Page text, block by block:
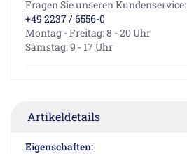
Fragen Sie unseren Kundenservice:
+49 2237 / 6556-0
Montag - Freitag: 8 - 20 Uhr
Samstag: 9 - 17 Uhr
Artikeldetails
Eigenschaften: